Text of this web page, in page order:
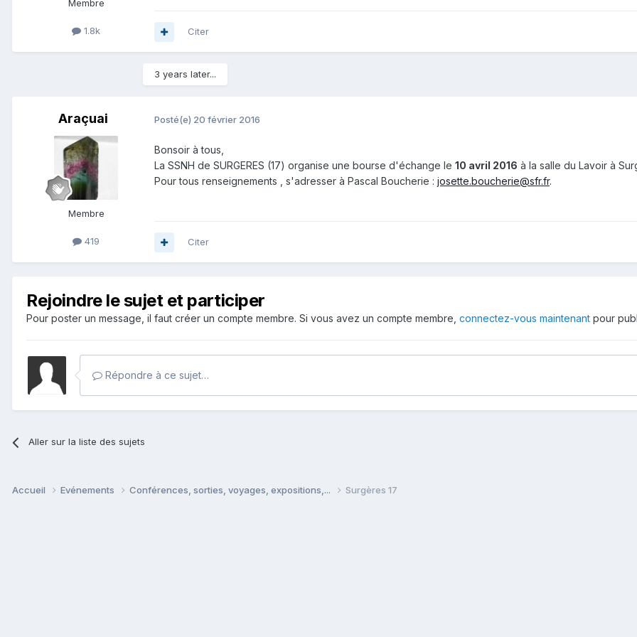
Membre
1.8k Citer
3 years later...
Araçuai
Membre
419
Posté(e) 20 février 2016
Bonsoir à tous,
La SSNH de SURGERES (17) organise une bourse d'échange le 10 avril 2016 à la salle du Lavoir à
Pour tous renseignements , s'adresser à Pascal Boucherie : josette.boucherie@sfr.fr.
Citer
Rejoindre le sujet et participer
Pour poster un message, il faut créer un compte membre. Si vous avez un compte membre, connectez-vous maintenant pour
Répondre à ce sujet…
Aller sur la liste des sujets
Accueil Evénements Conférences, sorties, voyages, expositions,... Surgères 17